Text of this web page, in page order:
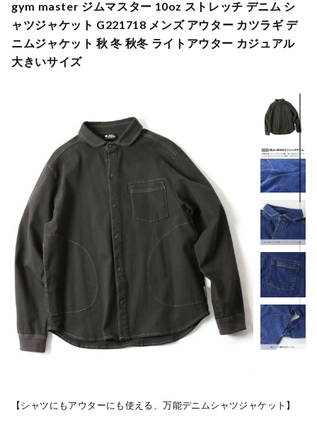
gym master ジムマスター 10oz ストレッチ デニム シ
ャツジャケット G221718 メンズ アウター カツラギ デ
ニムジャケット 秋 冬 秋冬 ライトアウター カジュアル
大きいサイズ
【シャツにもアウターにも使える、万能デニムシャツジャケット】